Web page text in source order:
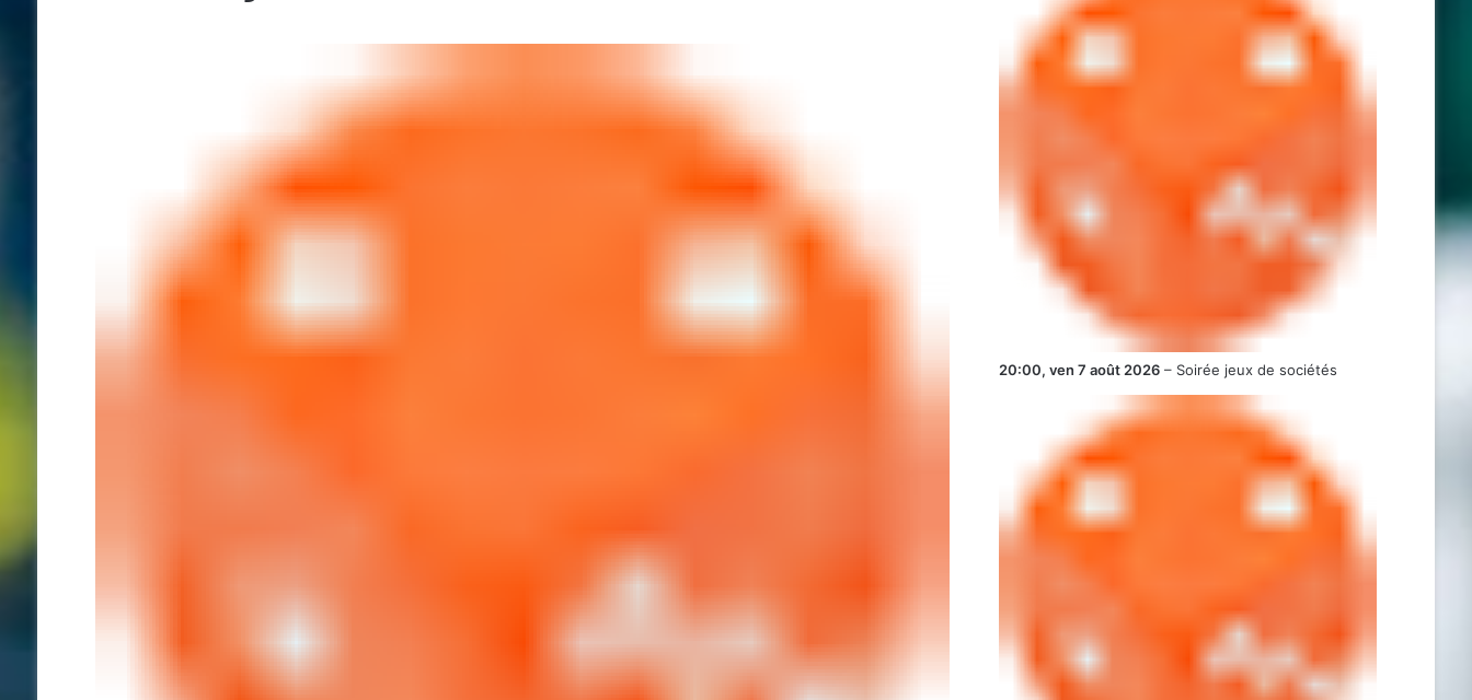
20:00, ven 7 août 2026 – Soirée jeux de sociétés